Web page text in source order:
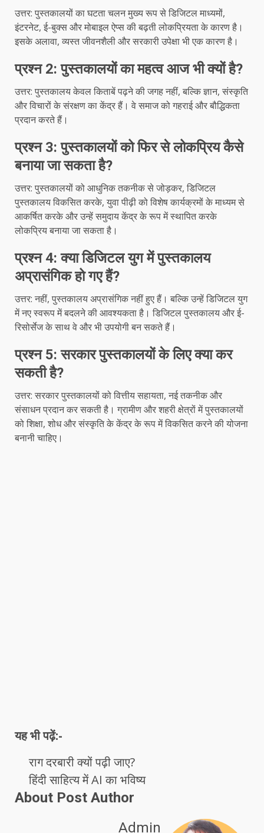
उत्तर: पुस्तकालयों का घटता चलन मुख्य रूप से डिजिटल माध्यमों,
इंटरनेट, ई-बुक्स और मोबाइल ऐप्स की बढ़ती लोकप्रियता के कारण है।
इसके अलावा, व्यस्त जीवनशैली और सरकारी उपेक्षा भी एक कारण है।
प्रश्न 2: पुस्तकालयों का महत्व आज भी क्यों है?
उत्तर: पुस्तकालय केवल किताबें पढ़ने की जगह नहीं, बल्कि ज्ञान, संस्कृति
और विचारों के संरक्षण का केंद्र हैं। वे समाज को गहराई और बौद्धिकता
प्रदान करते हैं।
प्रश्न 3: पुस्तकालयों को फिर से लोकप्रिय कैसे
बनाया जा सकता है?
उत्तर: पुस्तकालयों को आधुनिक तकनीक से जोड़कर, डिजिटल
पुस्तकालय विकसित करके, युवा पीढ़ी को विशेष कार्यक्रमों के माध्यम से
आकर्षित करके और उन्हें समुदाय केंद्र के रूप में स्थापित करके
लोकप्रिय बनाया जा सकता है।
प्रश्न 4: क्या डिजिटल युग में पुस्तकालय
अप्रासंगिक हो गए हैं?
उत्तर: नहीं, पुस्तकालय अप्रासंगिक नहीं हुए हैं। बल्कि उन्हें डिजिटल युग
में नए स्वरूप में बदलने की आवश्यकता है। डिजिटल पुस्तकालय और ई-
रिसोर्सेज के साथ वे और भी उपयोगी बन सकते हैं।
प्रश्न 5: सरकार पुस्तकालयों के लिए क्या कर
सकती है?
उत्तर: सरकार पुस्तकालयों को वित्तीय सहायता, नई तकनीक और
संसाधन प्रदान कर सकती है। ग्रामीण और शहरी क्षेत्रों में पुस्तकालयों
को शिक्षा, शोध और संस्कृति के केंद्र के रूप में विकसित करने की योजना
बनानी चाहिए।
यह भी पढ़ें:-
राग दरबारी क्यों पढ़ी जाए?
हिंदी साहित्य में AI का भविष्य
About Post Author
Admin